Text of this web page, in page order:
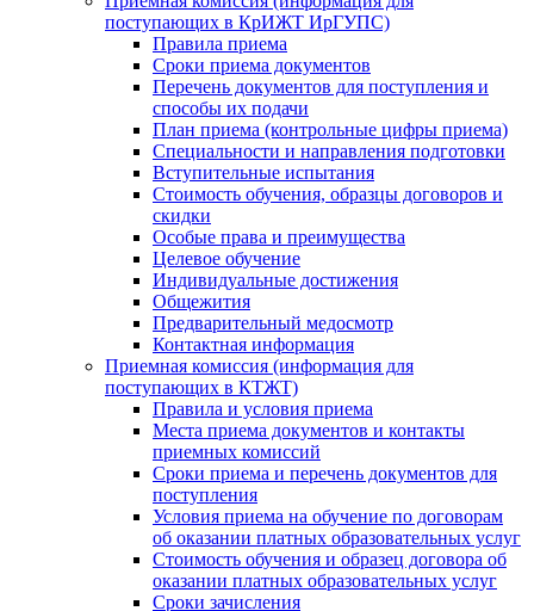
поступающих в КрИЖТ ИрГУПС)
Правила приема
Сроки приема документов
Перечень документов для поступления и
способы их подачи
План приема (контрольные цифры приема)
Специальности и направления подготовки
Вступительные испытания
Стоимость обучения, образцы договоров и
скидки
Особые права и преимущества
Целевое обучение
Индивидуальные достижения
Общежития
Предварительный медосмотр
Контактная информация
Приемная комиссия (информация для
поступающих в КТЖТ)
Правила и условия приема
Места приема документов и контакты
приемных комиссий
Сроки приема и перечень документов для
поступления
Условия приема на обучение по договорам
об оказании платных образовательных услуг
Стоимость обучения и образец договора об
оказании платных образовательных услуг
Сроки зачисления